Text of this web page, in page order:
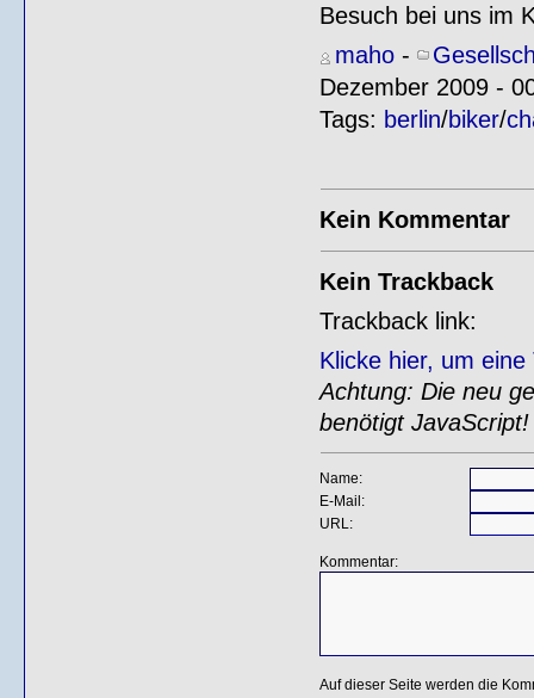
Besuch bei uns im
maho-
Dezember 2009 -
Tags: berlin/biker/
Kein Kommentar
Kein Trackback
Trackback link:
Klicke hier, um
Achtung: Die neu
benötigt JavaScript!
Name:
E-Mail:
URL:
Kommentar:
Auf dieser Seite werden die